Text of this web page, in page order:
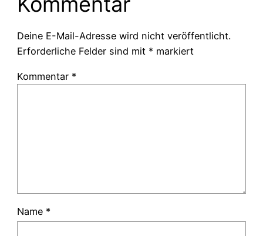
Deine E-Mail-Adresse wird nicht veröffentlicht.
Erforderliche Felder sind mit * markiert
Kommentar *
Name *